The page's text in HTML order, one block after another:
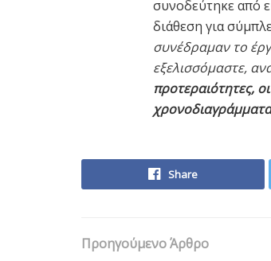
συνοδεύτηκε από
διάθεση για
συνέδραμαν το
εξελισσόμαστε,
προτεραιότητες,
Share
Προηγούμενο Άρθρο